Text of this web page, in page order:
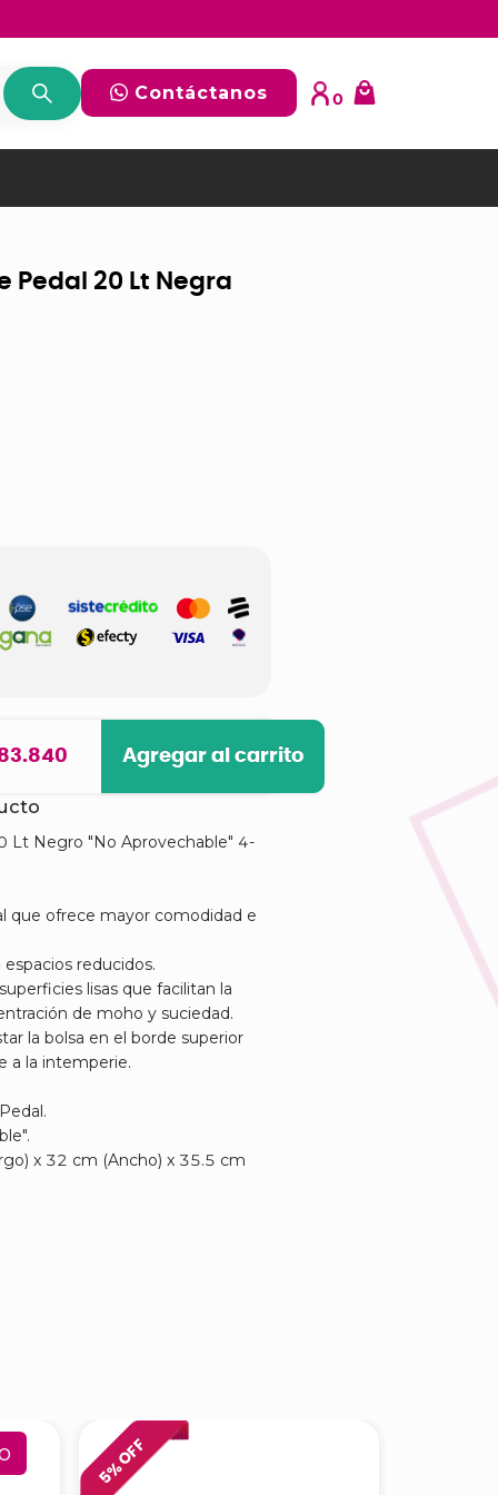
Contáctanos 0
Pedal 20 Lt Negra
Agregar al carrito
Lt Negro "No Aprovechable" 4-
que ofrece mayor comodidad e
reducidos.
lisas que facilitan la
de moho y suciedad.
la bolsa en el borde superior
a la intemperie.
x 32 cm (Ancho) x 35.5 cm
5
% OFF